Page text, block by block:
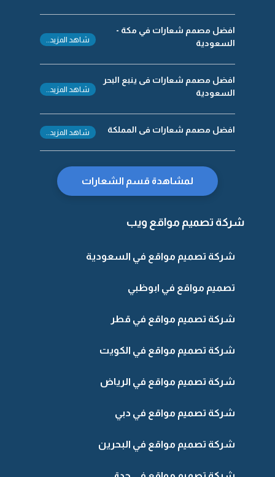
افضل مصمم شعارات في مكة -
السعودية
شاهد المزيد..
افضل مصمم شعارات فى ينبع البحر
السعودية
شاهد المزيد..
افضل مصمم شعارات فى المملكة شاهد المزيد..
لمشاهدة قسم الشعارات
شركة تصميم مواقع ويب
شركة تصميم مواقع في السعودية
تصميم مواقع في ابوظبي
شركة تصميم مواقع في قطر
شركة تصميم مواقع في الكويت
شركة تصميم مواقع في الرياض
شركة تصميم مواقع في دبي
شركة تصميم مواقع في البحرين